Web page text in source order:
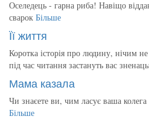
Оселедець - гарна риба! Навіщо
сварок Більше
Її життя
Коротка історія про людину, нічим
під час читання застануть вас
Мама казала
Чи знаєете ви, чим ласує ваша колега
Більше